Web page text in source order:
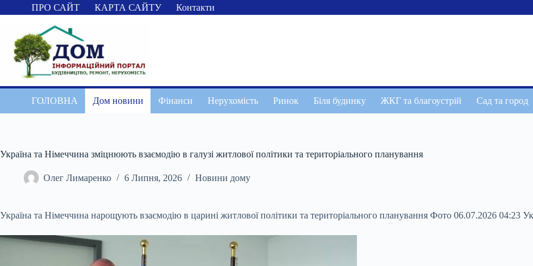
Перейти
до
ПРО САЙТ КАРТА САЙТУ Контакти
ГОЛОВНА Дом новини Фінанси Нерухомість Ринок Біля будинку ЖКГ та благоустрій Сад та город
Україна та Німеччина зміцнюють взаємодію в галузі житлової політики та територіального планування
Олег Лимаренко 6 Липня, 2026 Новини дому
Україна та Німеччина нарощують взаємодію в царині житлової політики та територіального планування Фото 06.07.2026 04:23